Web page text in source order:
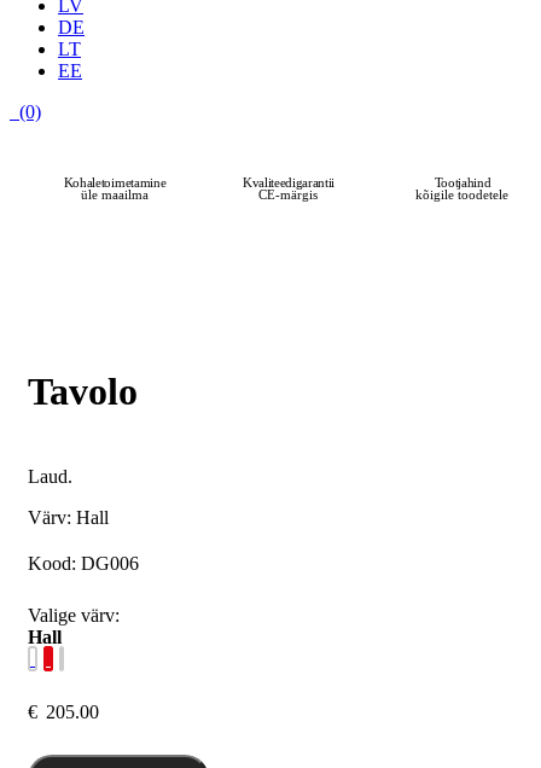
LV
DE
LT
EE
(0)
Kohaletoimetamine
üle maailma
Kvaliteedigarantii
CE-märgis
Tootjahind
kõigile toodetele
Tavolo
Laud.
Värv: Hall
Kood: DG006
Valige värv:
Hall
€ 205.00